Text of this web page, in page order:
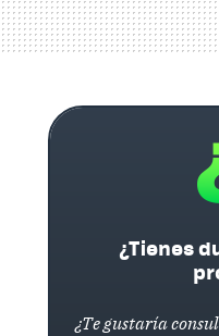
¿Tienes
¿Te gustaría